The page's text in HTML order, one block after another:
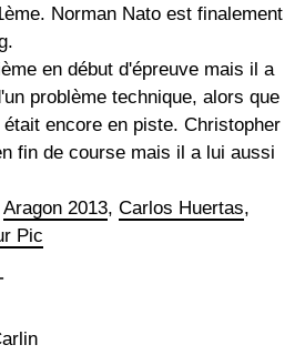
Norman Nato est finalement
en début d'épreuve mais il a
problème technique, alors que
encore en piste. Christopher
fin de course mais il a lui aussi
Aragon 2013, Carlos Huertas,
Pic